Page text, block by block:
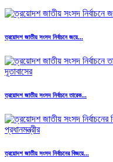
ত্রয়োদশ জাতীয় সংসদ নির্বাচনে জয়ে...
ত্রয়োদশ জাতীয় সংসদ নির্বাচনে তারেক...
ত্রয়োদশ জাতীয় সংসদ নির্বাচনের বিজয়ে...